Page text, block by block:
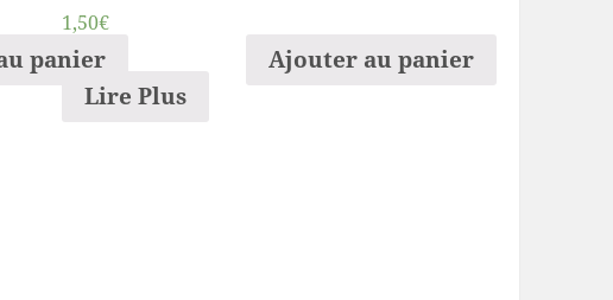
panier
1,50€
Lire Plus
Ajouter au panier